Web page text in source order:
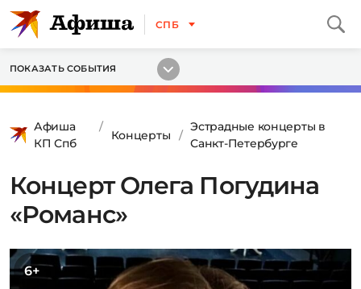
СПБ
ПОКАЗАТЬ СОБЫТИЯ
Афиша
КП Спб
Концерты
Эстрадные концерты в
Санкт-Петербурге
Концерт Олега Погудина
«Романс»
6+